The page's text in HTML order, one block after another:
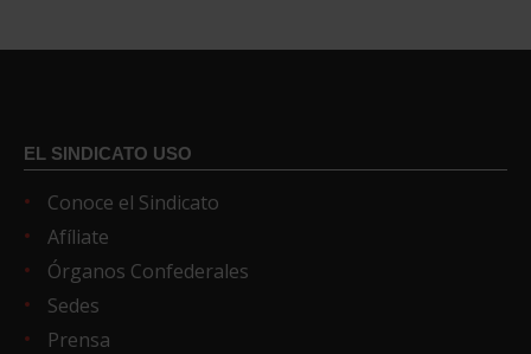
EL SINDICATO USO
Conoce el Sindicato
Afíliate
Órganos Confederales
Sedes
Prensa